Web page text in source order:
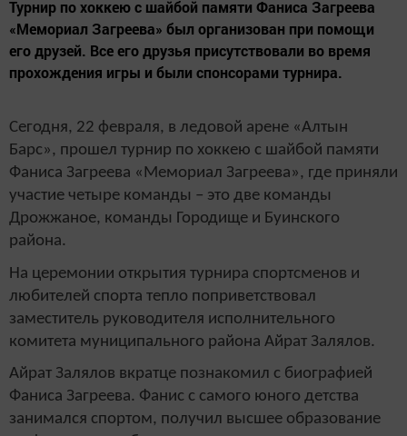
Турнир по хоккею с шайбой памяти Фаниса Загреева
«Мемориал Загреева» был организован при помощи
его друзей. Все его друзья присутствовали во время
прохождения игры и были спонсорами турнира.
Сегодня, 22 февраля, в ледовой арене «Алтын
Барс», прошел турнир по хоккею с шайбой памяти
Фаниса Загреева «Мемориал Загреева», где приняли
участие четыре команды – это две команды
Дрожжаное, команды Городище и Буинского
района.
На церемонии открытия турнира спортсменов и
любителей спорта тепло поприветствовал
заместитель руководителя исполнительного
комитета муниципального района Айрат Залялов.
Айрат Залялов вкратце познакомил с биографией
Фаниса Загреева. Фанис с самого юного детства
занимался спортом, получил высшее образование